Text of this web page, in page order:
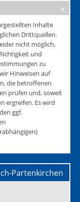
Inhalte
Drittquellen.
nicht möglich,
und
zu
Hinweisen auf
die betroffenen
prüfen und, soweit
ergreifen. Es wird
ggf.
Partenkirchen